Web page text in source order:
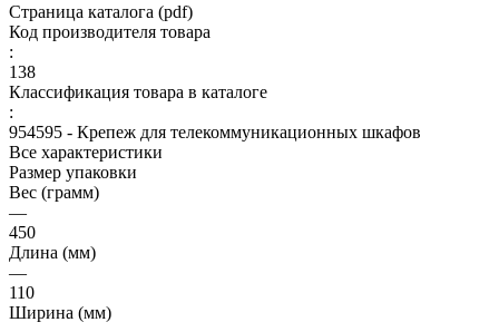
Страница каталога (pdf)
Код производителя товара
:
138
Классификация товара в каталоге
:
954595 - Крепеж для телекоммуникационных шкафов
Все характеристики
Размер упаковки
Вес (грамм)
—
450
Длина (мм)
—
110
Ширина (мм)